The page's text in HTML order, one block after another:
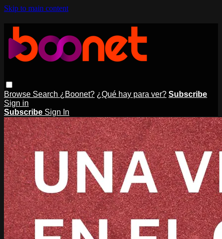
Skip to main content
Browse Search ¿Boonet? ¿Qué hay para ver? Subscribe
Sign in
Subscribe Sign In